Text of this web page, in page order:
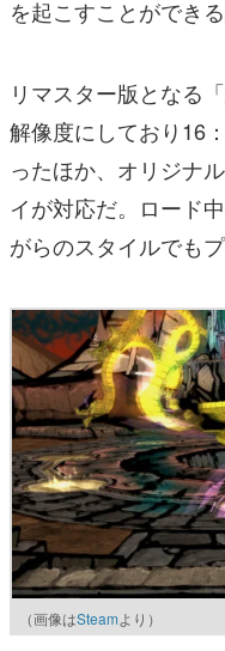
を起こすことができ
リマスター版となる
解像度にしており16
ったほか、オリジナ
イが対応だ。ロード
がらのスタイルでも
（画像はSteamより）